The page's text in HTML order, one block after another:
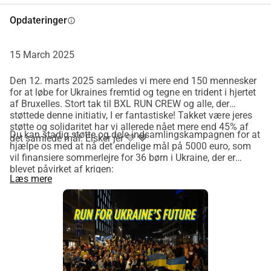
penge, der vil finansiere børns
spejderorganisation, hvoraf jeg også er
medlem i Belgien. Jeg ved fra erfaring,
at Plast er exceptionel til at udvikle
ansvar, lederskab og venlighed,
samtidig med at de giver børn glæden
og de bekymringsfri stunder, som
enhver barndom fortjener. Ved at
støtte Plast vil du direkte påvirke livet
Opdateringerinfo
15 March 2025
Den 12. marts 2025 samledes vi mere end 150 mennesker
for at løbe for Ukraines fremtid og tegne en trident i hjertet
af Bruxelles. Stort tak til BXL RUN CREW og alle, der
støttede denne initiativ, I er fantastiske! Takket være jeres
støtte og solidaritet har vi allerede nået mere end 45% af
det samlede mål. Elsker jer 💛 💙
Du kan stadig støtte og dele indsamlingskampagnen for at
hjælpe os med at nå det endelige mål på 5000 euro, som
vil finansiere sommerlejre for 36 børn i Ukraine, der er
blevet påvirket af krigen:
https://whydonate.com/en/fundraising/run-for-ukraines-
Læs mere